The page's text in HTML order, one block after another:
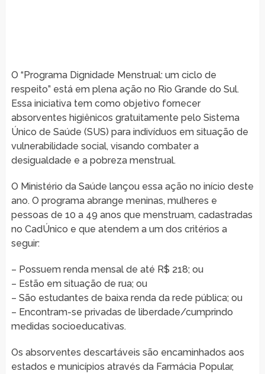
O “Programa Dignidade Menstrual: um ciclo de
respeito” está em plena ação no Rio Grande do Sul.
Essa iniciativa tem como objetivo fornecer
absorventes higiênicos gratuitamente pelo Sistema
Único de Saúde (SUS) para indivíduos em situação de
vulnerabilidade social, visando combater a
desigualdade e a pobreza menstrual.
O Ministério da Saúde lançou essa ação no início deste
ano. O programa abrange meninas, mulheres e
pessoas de 10 a 49 anos que menstruam, cadastradas
no CadÚnico e que atendem a um dos critérios a
seguir:
– Possuem renda mensal de até R$ 218; ou
– Estão em situação de rua; ou
– São estudantes de baixa renda da rede pública; ou
– Encontram-se privadas de liberdade/cumprindo
medidas socioeducativas.
Os absorventes descartáveis são encaminhados aos
estados e municípios através da Farmácia Popular,